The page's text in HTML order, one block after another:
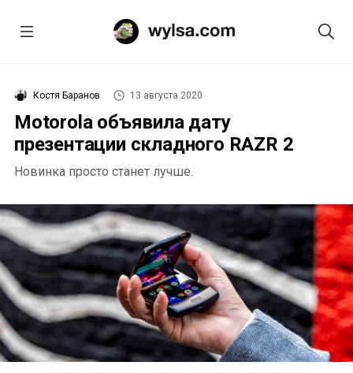
Костя Баранов 13 августа 2020
Motorola объявила дату
презентации складного RAZR 2
Новинка просто станет лучше.